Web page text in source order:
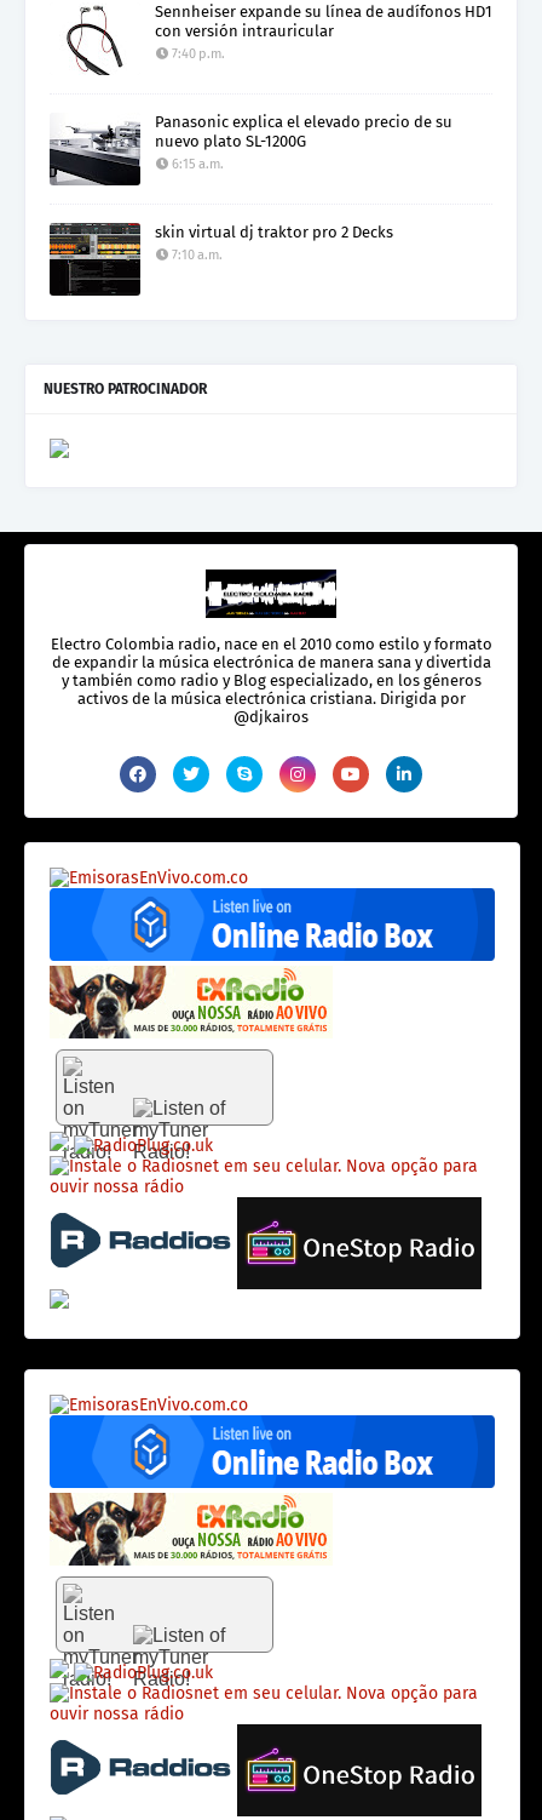
Sennheiser expande su línea de audífonos HD1
con versión intrauricular
7:40 p.m.
Panasonic explica el elevado precio de su
nuevo plato SL-1200G
6:15 a.m.
skin virtual dj traktor pro 2 Decks
7:10 a.m.
NUESTRO PATROCINADOR
Electro Colombia radio, nace en el 2010 como estilo y formato
de expandir la música electrónica de manera sana y divertida
y también como radio y Blog especializado, en los géneros
activos de la música electrónica cristiana. Dirigida por
@djkairos